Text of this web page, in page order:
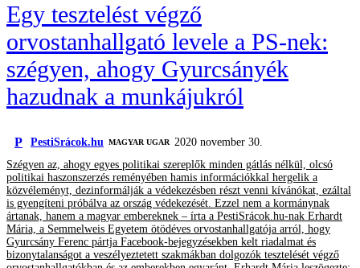
Egy tesztelést végző
orvostanhallgató levele a PS-nek:
szégyen, ahogy Gyurcsányék
hazudnak a munkájukról
P PestiSrácok.hu MAGYAR UGAR 2020 november 30.
Szégyen az, ahogy egyes politikai szereplők minden gátlás nélkül, olcsó
politikai haszonszerzés reményében hamis információkkal hergelik a
közvéleményt, dezinformálják a védekezésben részt venni kívánókat, ezáltal
is gyengíteni próbálva az ország védekezését. Ezzel nem a kormánynak
ártanak, hanem a magyar embereknek – írta a PestiSrácok.hu-nak Erhardt
Mária, a Semmelweis Egyetem ötödéves orvostanhallgatója arról, hogy
Gyurcsány Ferenc pártja Facebook-bejegyzésekben kelt riadalmat és
bizonytalanságot a veszélyeztetett szakmákban dolgozók tesztelését végző